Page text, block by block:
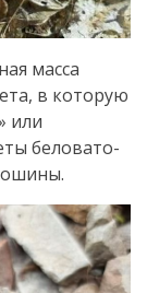
масса
в которую
или
беловато-